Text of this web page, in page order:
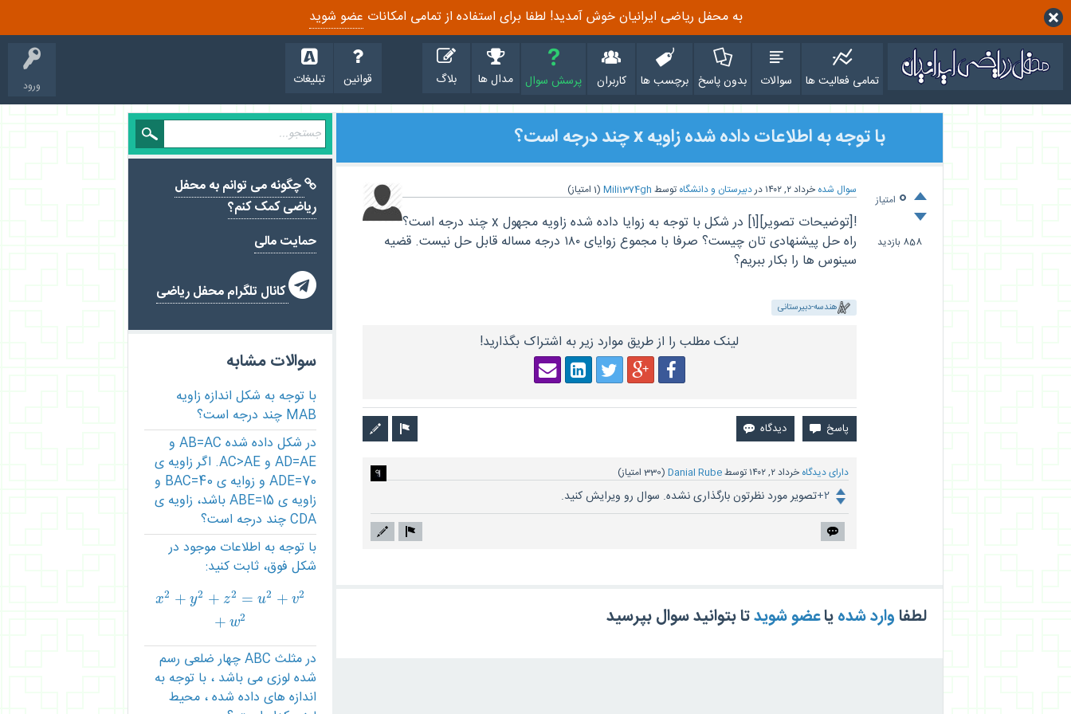
به محفل ریاضی ایرانیان خوش آمدید! لطفا برای استفاده از تمامی امکانات عضو شوید
ورود تمامی فعالیت ها سوالات بدون پاسخ برچسب ها کاربران پرسش سوال مدال ها بلاگ تبلیغات قوانین
با توجه به اطلاعات داده شده زاويه x چند درجه است؟
0 امتیاز
858 بازدید
سوال شده خرداد ۲, ۱۴۰۲ دردبیرستان و دانشگاه توسط Mili1374gh
(
1 امتیاز)
![توضیحات تصویر][1] در شکل با توجه به زوایا داده شده زاویه مجهول x چند درجه است؟
راه حل پیشنهادی تان چیست؟ صرفا با مجموع زوایای ۱۸۰ درجه مساله قابل حل نیست. قضیه
سینوس ها را بکار ببریم؟
هندسه-دبیرستانی
لینک مطلب را از طریق موارد زیر به اشتراک بگذارید!
دارای دیدگاه خرداد ۲, ۱۴۰۲ توسطDanial Rube
(
330 امتیاز)
+2تصویر مورد نظرتون بارگذاری نشده. سوال رو ویرایش کنید.
لطفاوارد شدهیاعضو شویدتا بتوانید سوال بپرسید
چگونه می توانم به محفل
ریاضی کمک کنم؟
حمایت مالی
کانال تلگرام محفل ریاضی
سوالات مشابه
با توجه به شکل اندازه زاویه
MAB چند درجه است؟
در شکل داده شده AB=AC و
AD=AE و AC>AE. اگر زاویه ی
ADE=70 و زوایه ی BAC=40 و
زاویه ی ABE=15 باشد، زاویه ی
CDA چند درجه است؟
با توجه به اطلاعات موجود در
شکل فوق، ثابت کنید:
x2 + y2 + z2 = u2 + v2
+ w2
x 2+y2 +z2=u 2+ v2+ w2
در مثلث ABC چهار ضلعی رسم
شده لوزی می باشد ، با توجه به
اندازه های داده شده ، محیط